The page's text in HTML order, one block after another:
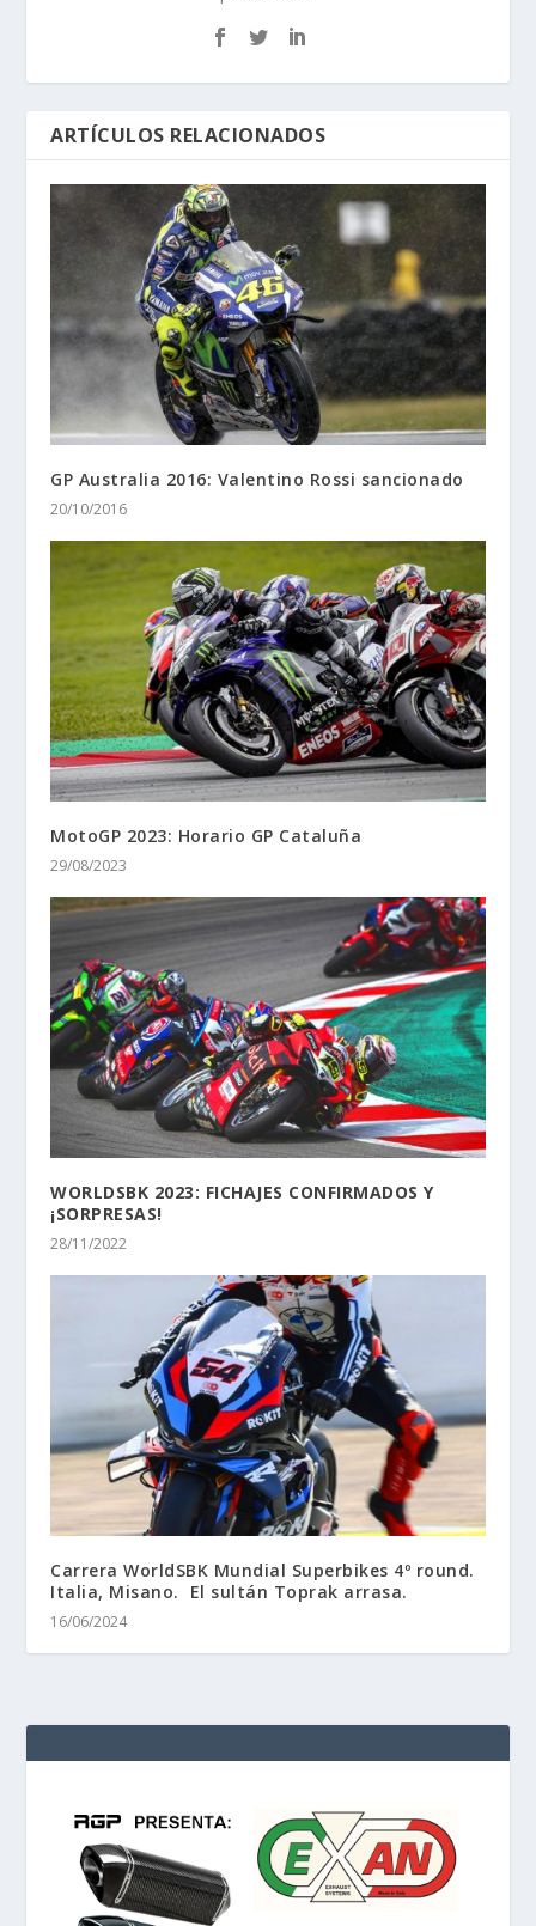
ARTÍCULOS RELACIONADOS
GP Australia 2016: Valentino Rossi sancionado
20/10/2016
MotoGP 2023: Horario GP Cataluña
29/08/2023
WORLDSBK 2023: FICHAJES CONFIRMADOS Y
¡SORPRESAS!
28/11/2022
Carrera WorldSBK Mundial Superbikes 4º round.
Italia, Misano. El sultán Toprak arrasa.
16/06/2024